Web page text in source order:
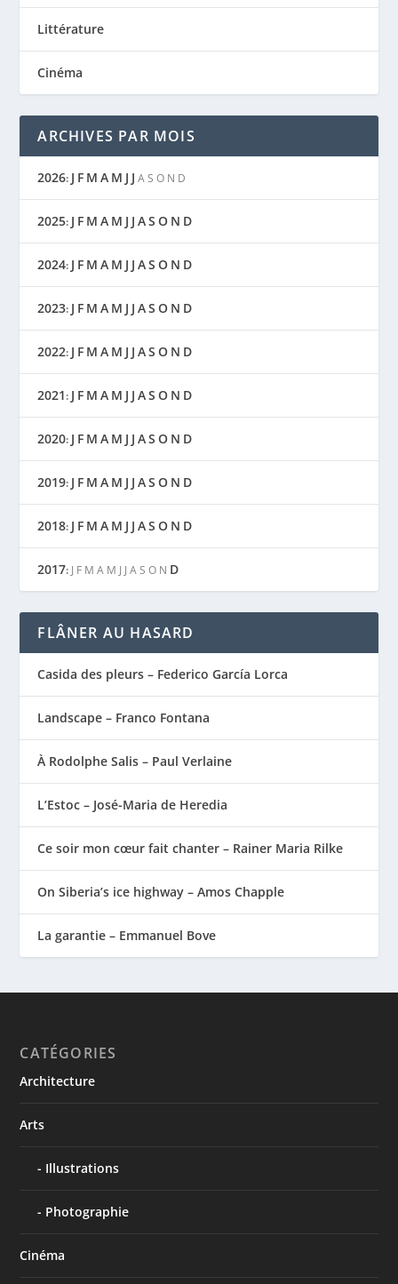
Littérature
Cinéma
ARCHIVES PAR MOIS
2026: J F M A M J J A S O N D
2025: J F M A M J J AS O N D
2024: J F M A M J J AS O N D
2023: J F M A M J J AS O N D
2022: J F M A M J J AS O N D
2021: J F M A M J J AS O N D
2020: J F M A M J J AS O N D
2019: J F M A M J J AS O N D
2018: J F M A M J J AS O N D
2017: J F M A M J J A S O N D
FLÂNER AU HASARD
Casida des pleurs – Federico García Lorca
Landscape – Franco Fontana
À Rodolphe Salis – Paul Verlaine
L’Estoc – José-Maria de Heredia
Ce soir mon cœur fait chanter – Rainer Maria Rilke
On Siberia’s ice highway – Amos Chapple
La garantie – Emmanuel Bove
CATÉGORIES
Architecture
Arts
Illustrations
Photographie
Cinéma